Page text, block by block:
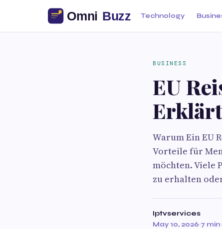
Technology
BUSINESS
EU
Erklärt
Warum Ein EU
Vorteile für
möchten. Viele
zu erhalten
Iptvservices
May 10, 2026·7